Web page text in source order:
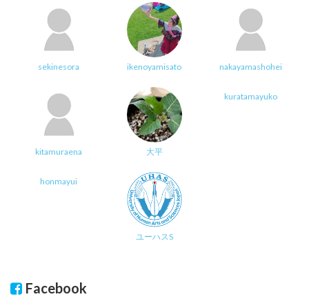
sekinesora ikenoyamisato nakayamashohei
kitamuraena 大平
kuratamayuko
honmayui
ユーハスS
Facebook